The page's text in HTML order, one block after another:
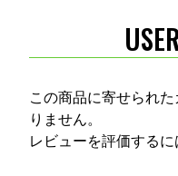
この商品に寄せられ
りません。
レビューを評価するに